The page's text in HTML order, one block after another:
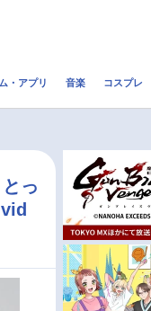
配信・Vtuber
アニメ曜日別一覧
・アプリ 音楽 コスプレ
っ